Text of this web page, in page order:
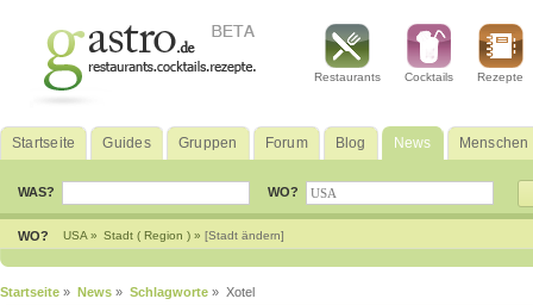
Restaurants Cocktails Rezepte
Startseite Guides Gruppen Forum Blog News Menschen
WAS? WO?
WO? USA » Stadt ( Region ) » [Stadt ändern]
Startseite » News » Schlagworte » Xotel